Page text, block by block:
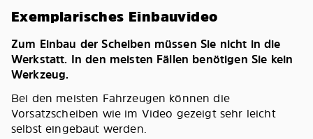
Exemplarisches Einbauvideo
Zum Einbau der Scheiben müssen Sie nicht in die
Werkstatt. In den meisten Fällen benötigen Sie kein
Werkzeug.
Bei den meisten Fahrzeugen können die
Vorsatzscheiben wie im Video gezeigt sehr leicht
selbst eingebaut werden.